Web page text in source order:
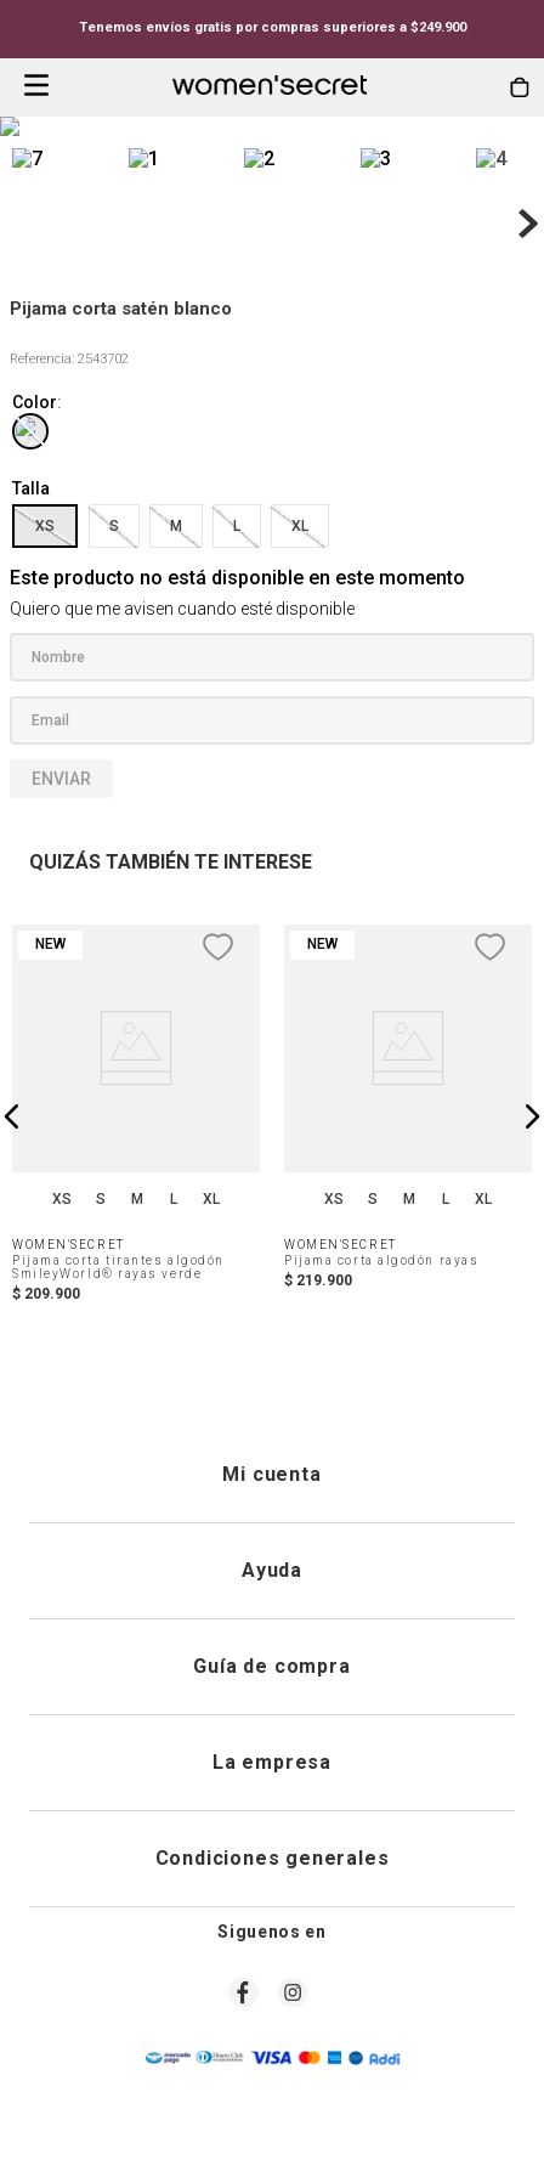
Tenemos envíos gratis por compras superiores a $249.900
Pijama corta satén blanco
Referencia: 2543702
Color:
Talla
XS S M L XL
Este producto no está disponible en este momento
Quiero que me avisen cuando esté disponible
ENVIAR
QUIZÁS TAMBIÉN TE INTERESE
NEW
XS S M L XL
WOMEN'SECRET
Pijama corta tirantes algodón
SmileyWorld® rayas verde
$ 209.900
NEW
XS S M L XL
WOMEN'SECRET
Pijama corta algodón rayas
$ 219.900
Mi cuenta
Registrarme
Historial de pedidos
Ayuda
Envíanos un email
Cambios, devoluciones y desistimiento
Guía de compra
Cuidado de prendas
La empresa
Tiendas
Newsletter
Condiciones generales
Aviso legal
Condiciones generales de compra
Siguenos en